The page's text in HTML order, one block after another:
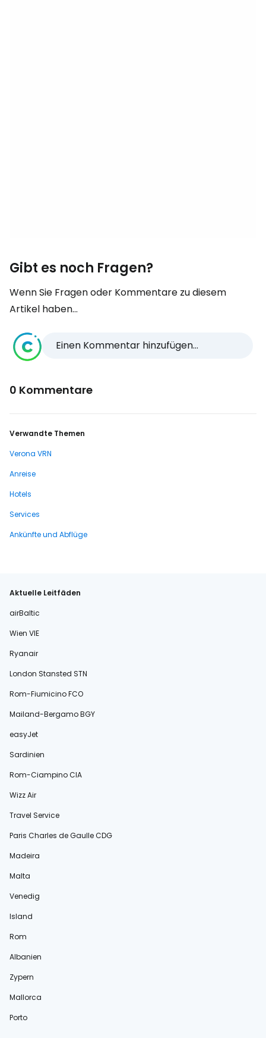
Gibt es noch Fragen?
Wenn Sie Fragen oder Kommentare zu diesem
Artikel haben...
Einen Kommentar hinzufügen...
0 Kommentare
Verwandte Themen
Verona VRN
Anreise
Hotels
Services
Ankünfte und Abflüge
Aktuelle Leitfäden
airBaltic
Wien VIE
Ryanair
London Stansted STN
Rom-Fiumicino FCO
Mailand-Bergamo BGY
easyJet
Sardinien
Rom-Ciampino CIA
Wizz Air
Travel Service
Paris Charles de Gaulle CDG
Madeira
Malta
Venedig
Island
Rom
Albanien
Zypern
Mallorca
Porto